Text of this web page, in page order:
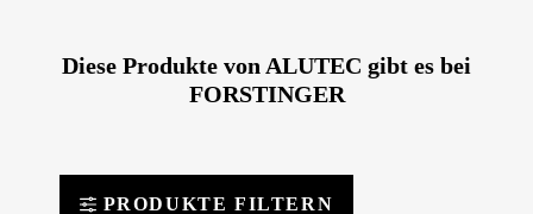
Diese Produkte von ALUTEC gibt es bei
FORSTINGER
PRODUKTE FILTERN